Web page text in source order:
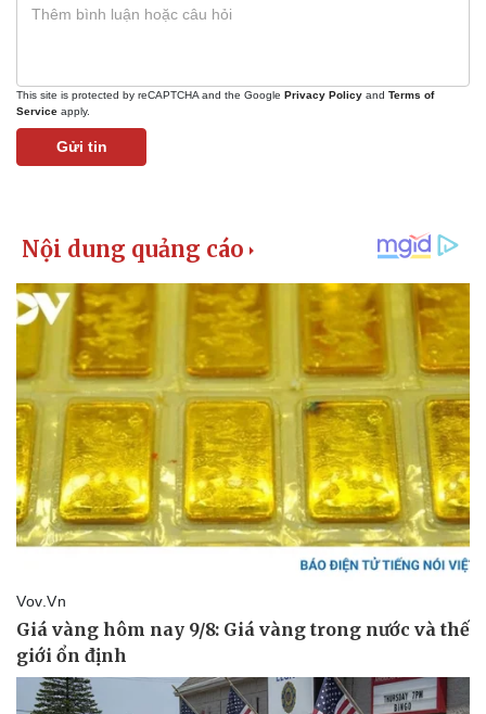
This site is protected by reCAPTCHA and the Google Privacy Policy and Terms of
Service apply.
Gửi tin